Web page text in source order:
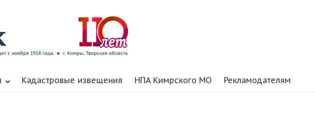
Кадастровые извещения НПА Кимрского МО Рекламодателям